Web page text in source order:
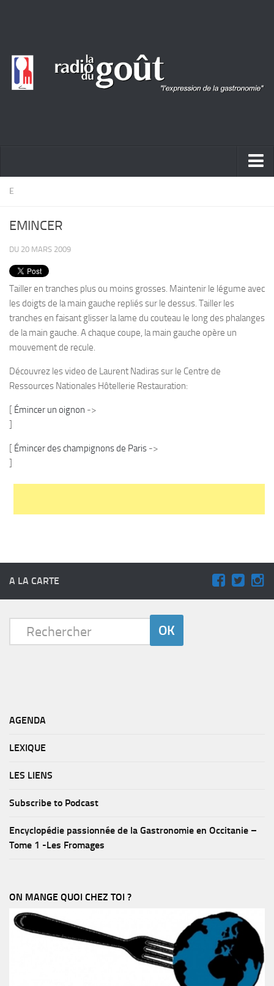
ACTUALITÉ
PRODUITS
RECETTES
Entrées
Sauces
E
EMINCER
DU 20 MARS 2009
Tailler en tranches plus ou moins grosses. Maintenir le légume avec
les doigts de la main gauche repliés sur le dessus. Tailler les
tranches en faisant glisser la lame du couteau le long des phalanges
de la main gauche. A chaque coupe, la main gauche opère un
mouvement de recule.
Découvrez les video de Laurent Nadiras sur le Centre de
Ressources Nationales Hôtellerie Restauration:
Émincer un oignon ->
Émincer des champignons de Paris ->
A LA CARTE
AGENDA
LEXIQUE
LES LIENS
Subscribe to Podcast
Encyclopédie passionnée de la Gastronomie en Occitanie –
Tome 1 -Les Fromages
ON MANGE QUOI CHEZ TOI ?